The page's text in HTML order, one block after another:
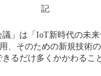
記
」は「IoT新時代の未
、そのための新規技術
るだけ多くかかわるこ